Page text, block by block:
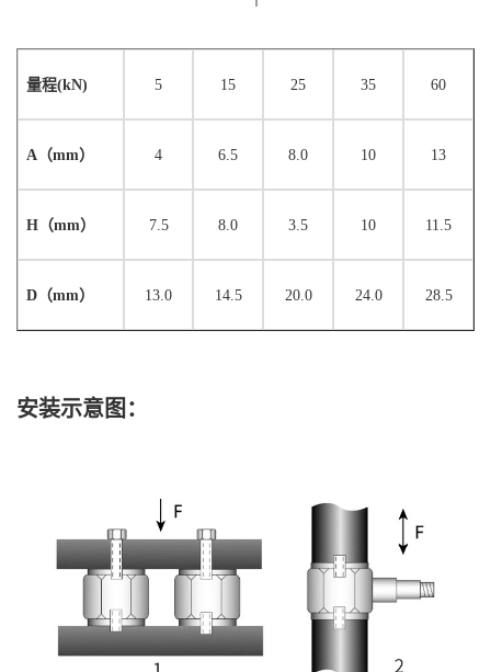
量程(kN) 5 15 25 35 60
A（mm） 4 6.5 8.0 10 13
H（mm） 7.5 8.0 3.5 10 11.5
D （mm） 13.0 14.5 20.0 24.0 28.5
安装示意图：